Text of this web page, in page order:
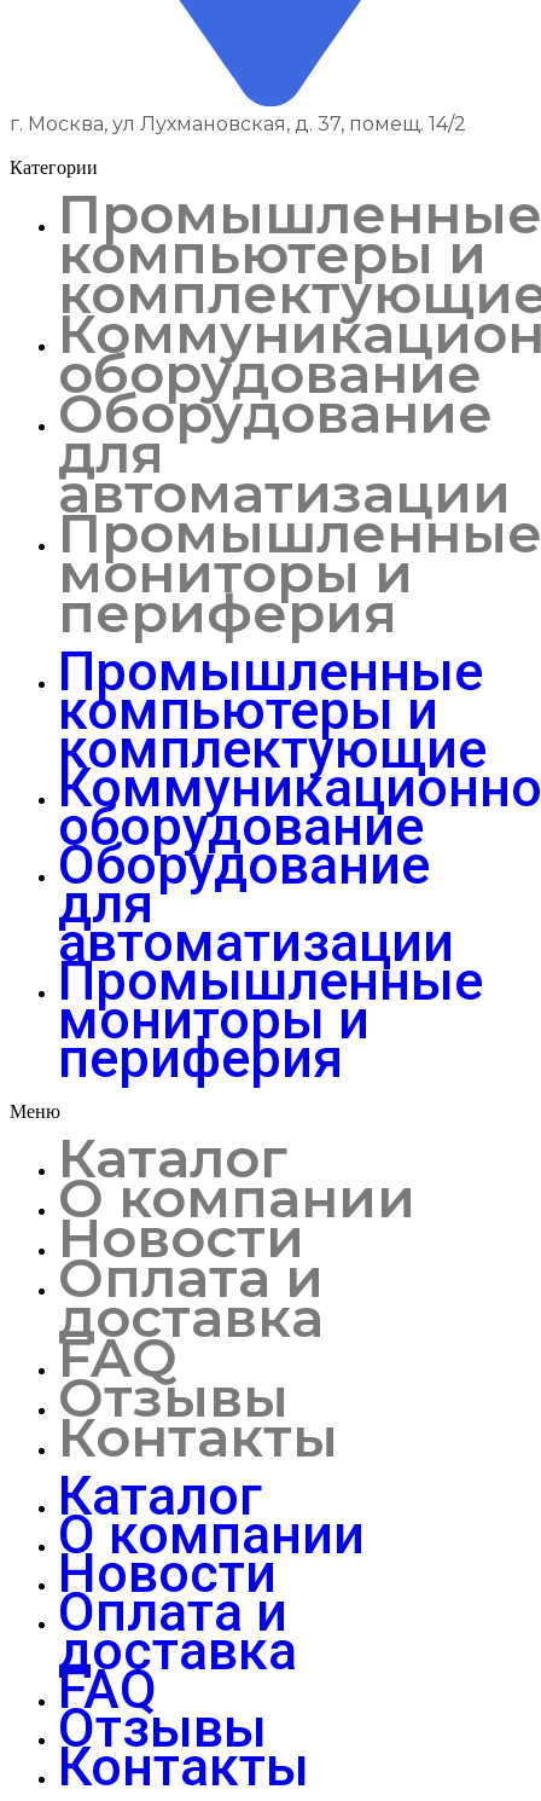
г. Москва, ул Лухмановская, д. 37, помещ. 14/2
Категории
Промышленные
компьютеры и
оборудование
Оборудование
для
автоматизации
Промышленные
мониторы и
периферия
Промышленные
компьютеры и
комплектующие
оборудование
Оборудование
для
автоматизации
Промышленные
мониторы и
периферия
Меню
Каталог
О компании
Новости
Оплата и
доставка
FAQ
Отзывы
Контакты
Каталог
О компании
Новости
Оплата и
доставка
FAQ
Отзывы
Контакты